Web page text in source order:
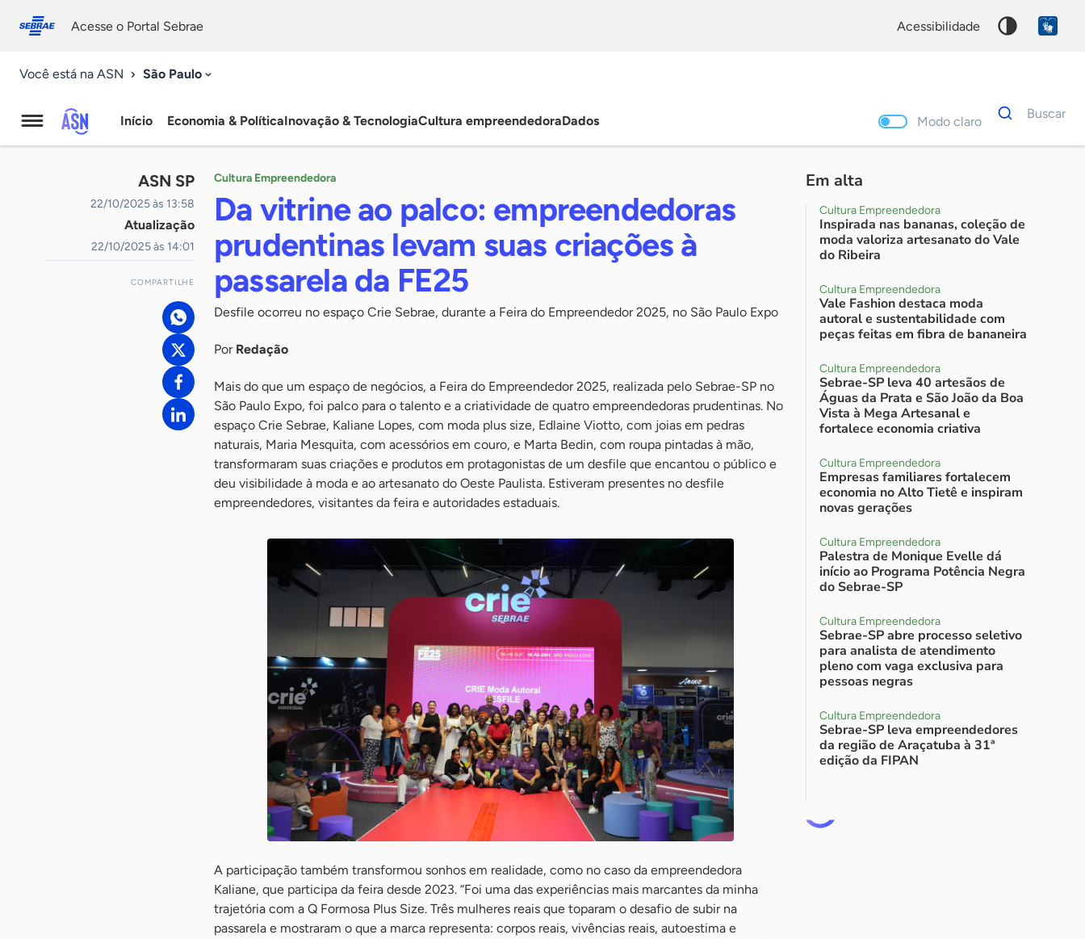
conosco
Acesse o Portal Sebrae acessibilidade
Você está na ASN São Paulo
Agência
Sebrae
Notícias
Início Economia & PolíticaInovação & TecnologiaCultura empreendedoraDados Modo claro
Dados
para
Buscar
ASN SP
22/10/2025 às 13:58
Atualização
22/10/2025 às 14:01
COMPARTILHE
Cultura Empreendedora
Da vitrine ao palco: empreendedoras
prudentinas levam suas criações à
passarela da FE25
Desfile ocorreu no espaço Crie Sebrae, durante a Feira do Empreendedor 2025, no São Paulo Expo
Por Redação
Mais do que um espaço de negócios, a Feira do Empreendedor 2025, realizada pelo Sebrae-SP no
São Paulo Expo, foi palco para o talento e a criatividade de quatro empreendedoras prudentinas. No
espaço Crie Sebrae, Kaliane Lopes, com moda plus size, Edlaine Viotto, com joias em pedras
naturais, Maria Mesquita, com acessórios em couro, e Marta Bedin, com roupa pintadas à mão,
transformaram suas criações e produtos em protagonistas de um desfile que encantou o público e
deu visibilidade à moda e ao artesanato do Oeste Paulista. Estiveram presentes no desfile
empreendedores, visitantes da feira e autoridades estaduais.
A participação também transformou sonhos em realidade, como no caso da empreendedora
Kaliane, que participa da feira desde 2023. “Foi uma das experiências mais marcantes da minha
trajetória com a Q Formosa Plus Size. Três mulheres reais que toparam o desafio de subir na
passarela e mostraram o que a marca representa: corpos reais, vivências reais, autoestima e
Em alta
Cultura Empreendedora
Inspirada nas bananas, coleção de
moda valoriza artesanato do Vale
do Ribeira
Cultura Empreendedora
Vale Fashion destaca moda
autoral e sustentabilidade com
peças feitas em fibra de bananeira
Cultura Empreendedora
Sebrae-SP leva 40 artesãos de
Águas da Prata e São João da Boa
Vista à Mega Artesanal e
fortalece economia criativa
Cultura Empreendedora
Empresas familiares fortalecem
economia no Alto Tietê e inspiram
novas gerações
Cultura Empreendedora
Palestra de Monique Evelle dá
início ao Programa Potência Negra
do Sebrae-SP
Cultura Empreendedora
Sebrae-SP abre processo seletivo
para analista de atendimento
pleno com vaga exclusiva para
pessoas negras
Cultura Empreendedora
Sebrae-SP leva empreendedores
da região de Araçatuba à 31ª
edição da FIPAN